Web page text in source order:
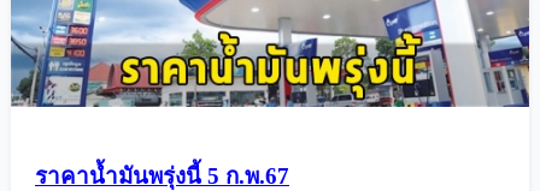
ราคาน้ำมันพรุ่งนี้ 5 ก.พ.67